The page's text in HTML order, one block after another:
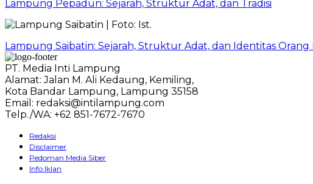
Lampung Pepadun: Sejarah, Struktur Adat, dan Tradisi
Lampung Saibatin: Sejarah, Struktur Adat, dan Identitas Orang
PT. Media Inti Lampung
Alamat: Jalan M. Ali Kedaung, Kemiling,
Kota Bandar Lampung, Lampung 35158
Email: redaksi@intilampung.com
Telp./WA: +62 851-7672-7670
Redaksi
Disclaimer
Pedoman Media Siber
Info Iklan